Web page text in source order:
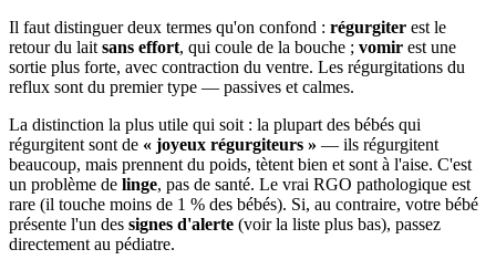
Il faut distinguer deux termes qu'on confond : régurgiter est le
retour du lait sans effort, qui coule de la bouche ; vomir est une
sortie plus forte, avec contraction du ventre. Les régurgitations du
reflux sont du premier type — passives et calmes.
La distinction la plus utile qui soit : la plupart des bébés qui
régurgitent sont de « joyeux régurgiteurs » — ils régurgitent
beaucoup, mais prennent du poids, tètent bien et sont à l'aise. C'est
un problème de linge, pas de santé. Le vrai RGO pathologique est
rare (il touche moins de 1 % des bébés). Si, au contraire, votre bébé
présente l'un des signes d'alerte (voir la liste plus bas), passez
directement au pédiatre.